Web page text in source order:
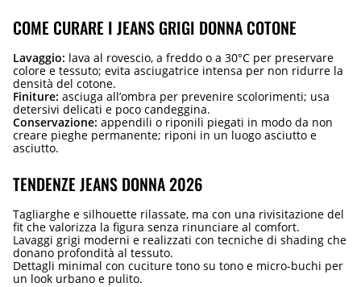
COME CURARE I JEANS GRIGI DONNA COTONE
Lavaggio: lava al rovescio, a freddo o a 30°C per preservare
colore e tessuto; evita asciugatrice intensa per non ridurre la
densità del cotone.
Finiture: asciuga all’ombra per prevenire scolorimenti; usa
detersivi delicati e poco candeggina.
Conservazione: appendili o riponili piegati in modo da non
creare pieghe permanente; riponi in un luogo asciutto e
asciutto.
TENDENZE JEANS DONNA 2026
Tagliarghe e silhouette rilassate, ma con una rivisitazione del
fit che valorizza la figura senza rinunciare al comfort.
Lavaggi grigi moderni e realizzati con tecniche di shading che
donano profondità al tessuto.
Dettagli minimal con cuciture tono su tono e micro-buchi per
un look urbano e pulito.